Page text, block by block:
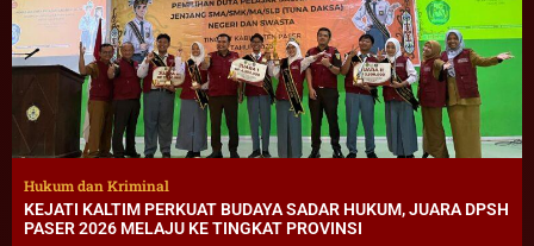
Hukum dan Kriminal
KEJATI KALTIM PERKUAT BUDAYA SADAR HUKUM, JUARA DPSH
PASER 2026 MELAJU KE TINGKAT PROVINSI